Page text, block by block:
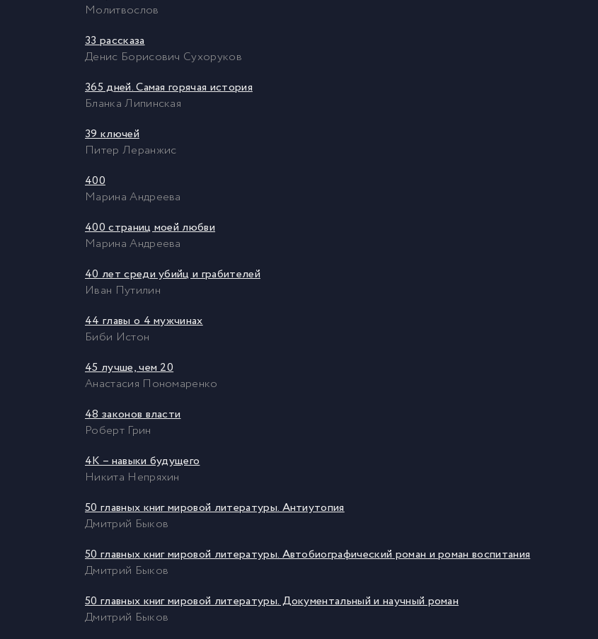
Молитвослов
33 рассказа
Денис Борисович Сухоруков
365 дней. Самая горячая история
Бланка Липинская
39 ключей
Питер Леранжис
400
Марина Андреева
400 страниц моей любви
Марина Андреева
40 лет среди убийц и грабителей
Иван Путилин
44 главы о 4 мужчинах
Биби Истон
45 лучше, чем 20
Анастасия Пономаренко
48 законов власти
Роберт Грин
4К – навыки будущего
Никита Непряхин
50 главных книг мировой литературы. Антиутопия
Дмитрий Быков
50 главных книг мировой литературы. Автобиографический роман и роман воспитания
Дмитрий Быков
50 главных книг мировой литературы. Документальный и научный роман
Дмитрий Быков